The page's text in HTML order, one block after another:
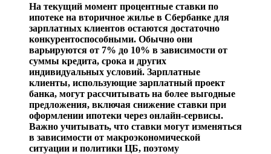
На текущий момент процентные ставки по
ипотеке на вторичное жилье в Сбербанке для
зарплатных клиентов остаются достаточно
конкурентоспособными. Обычно они
варьируются от 7% до 10% в зависимости от
суммы кредита, срока и других
индивидуальных условий. Зарплатные
клиенты, использующие зарплатный проект
банка, могут рассчитывать на более выгодные
предложения, включая снижение ставки при
оформлении ипотеки через онлайн-сервисы.
Важно учитывать, что ставки могут изменяться
в зависимости от макроэкономической
ситуации и политики ЦБ, поэтому